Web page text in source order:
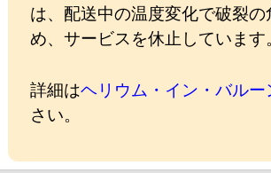
は、配送中の温度変化で破裂の
め、サービスを休止しています。
詳細はヘリウム・イン・バルー
さい。